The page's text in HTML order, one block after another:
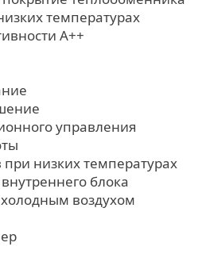
температурах
А++
управления
при низких температурах
блока
воздухом